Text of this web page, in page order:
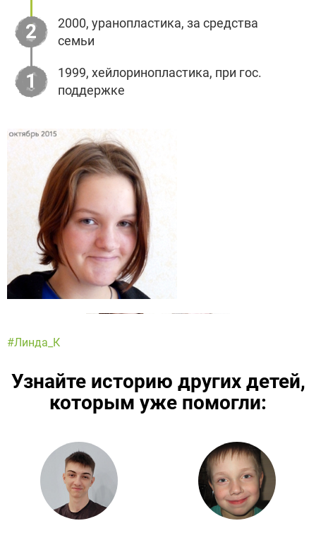
2
2000, уранопластика, за средства
семьи
1
1999, хейлоринопластика, при гос.
поддержке
#Линда_К
Узнайте историю других детей,
которым уже помогли:
Подробнее